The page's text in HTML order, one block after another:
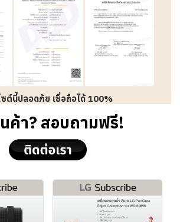
ซต์นี้ปลอดภัย เชื่อถือได้ 100%
ค้า? สอบถามฟรี!